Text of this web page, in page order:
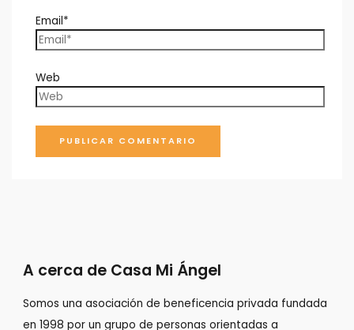
Email*
Web
A cerca de Casa Mi Ángel
Somos una asociación de beneficencia privada fundada
en 1998 por un grupo de personas orientadas a